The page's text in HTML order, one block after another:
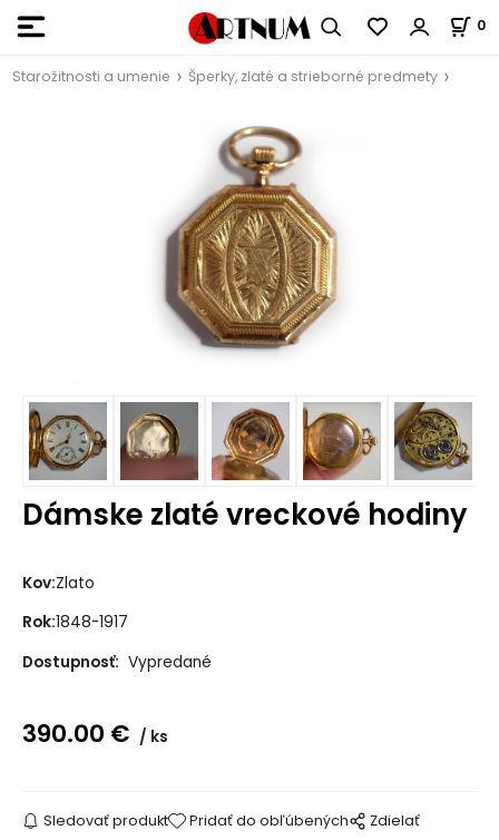
0
Starožitnosti a umenie Šperky, zlaté a strieborné predmety
Dámske zlaté vreckové hodiny
Kov:Zlato
Rok:1848-1917
Dostupnosť: Vypredané
390.00 € ks
Sledovať produkt Pridať do obľúbených Zdielať